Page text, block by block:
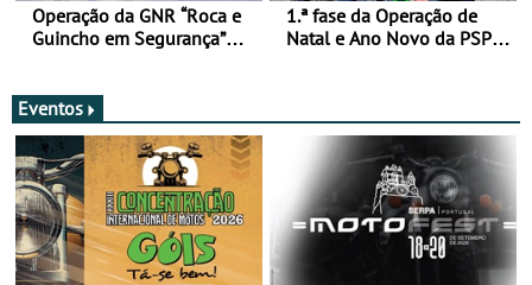
Operação da GNR “Roca e
Guincho em Segurança”
1.ª fase da Operação de
Natal e Ano Novo da PSP e
Eventos